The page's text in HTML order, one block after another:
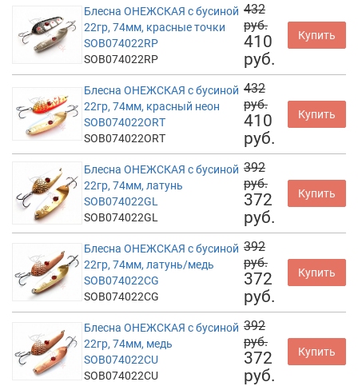
Блесна ОНЕЖСКАЯ с бусиной
22гр, 74мм, красные точки
SOB074022RP
SOB074022RP
432
руб.
410
руб.
Купить
Блесна ОНЕЖСКАЯ с бусиной
22гр, 74мм, красный неон
SOB074022ORT
SOB074022ORT
432
руб.
410
руб.
Купить
Блесна ОНЕЖСКАЯ с бусиной
22гр, 74мм, латунь
SOB074022GL
SOB074022GL
392
руб.
372
руб.
Купить
Блесна ОНЕЖСКАЯ с бусиной
22гр, 74мм, латунь/медь
SOB074022CG
SOB074022CG
392
руб.
372
руб.
Купить
Блесна ОНЕЖСКАЯ с бусиной
22гр, 74мм, медь
SOB074022CU
SOB074022CU
392
руб.
372
руб.
Купить